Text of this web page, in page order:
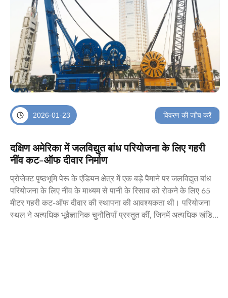
2026-01-23 विवरण की जाँच करें
दक्षिण अमेरिका में जलविद्युत बांध परियोजना के लिए गहरी
नींव कट-ऑफ दीवार निर्माण
प्रोजेक्ट पृष्ठभूमि पेरू के एंडियन क्षेत्र में एक बड़े पैमाने पर जलविद्युत बांध
परियोजना के लिए नींव के माध्यम से पानी के रिसाव को रोकने के लिए 65
मीटर गहरी कट-ऑफ दीवार की स्थापना की आवश्यकता थी। परियोजना
स्थल ने अत्यधिक भूवैज्ञानिक चुनौतियाँ प्रस्तुत कीं, जिनमें अत्यधिक खंडित